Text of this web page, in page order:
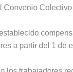
Convenio
a partir del 1 de